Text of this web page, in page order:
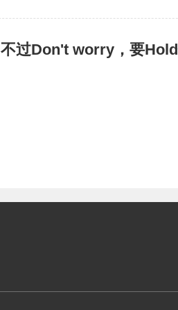
不过Don't worry，要